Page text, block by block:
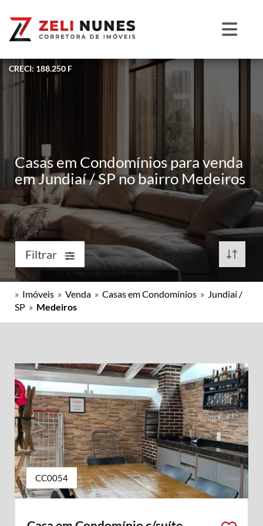
CRECI: 188.250 F
Casas em Condomínios para venda
em Jundiaí / SP no bairro Medeiros
Filtrar
» Imóveis » Venda » Casas em Condomínios » Jundiaí /
SP » Medeiros
CC0054